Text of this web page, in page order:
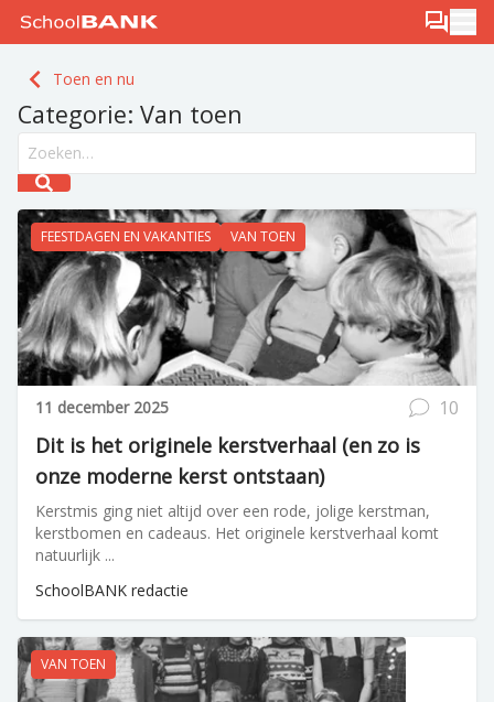
Ga naar de inhoud Berichten
Meld je gratis aan
Toen en nu
Categorie: Van toen
Search field
Submit search
FEESTDAGEN EN VAKANTIES VAN TOEN
11 december 2025 10
Dit is het originele kerstverhaal (en zo is
onze moderne kerst ontstaan)
Kerstmis ging niet altijd over een rode, jolige kerstman,
kerstbomen en cadeaus. Het originele kerstverhaal komt
natuurlijk ...
SchoolBANK redactie
VAN TOEN